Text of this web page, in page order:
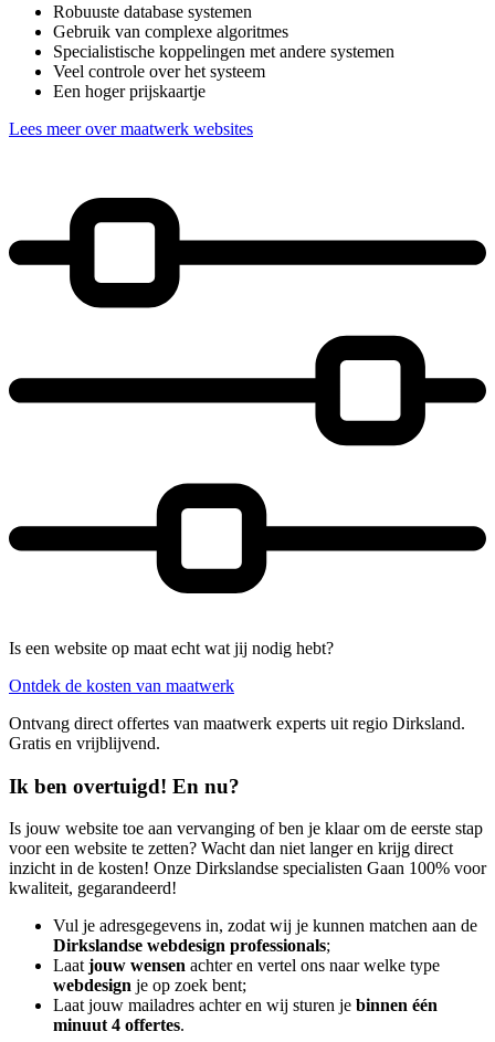
Robuuste database systemen
Gebruik van complexe algoritmes
Specialistische koppelingen met andere systemen
Veel controle over het systeem
Een hoger prijskaartje
Lees meer over maatwerk websites
Is een website op maat echt wat jij nodig hebt?
Ontdek de kosten van maatwerk
Ontvang direct offertes van maatwerk experts uit regio Dirksland.
Gratis en vrijblijvend.
Ik ben overtuigd! En nu?
Is jouw website toe aan vervanging of ben je klaar om de eerste stap
voor een website te zetten? Wacht dan niet langer en krijg direct
inzicht in de kosten! Onze Dirkslandse specialisten Gaan 100% voor
kwaliteit, gegarandeerd!
Vul je adresgegevens in, zodat wij je kunnen matchen aan de
Dirkslandse webdesign professionals;
Laat jouw wensen achter en vertel ons naar welke type
webdesign je op zoek bent;
Laat jouw mailadres achter en wij sturen je binnen één
minuut 4 offertes.